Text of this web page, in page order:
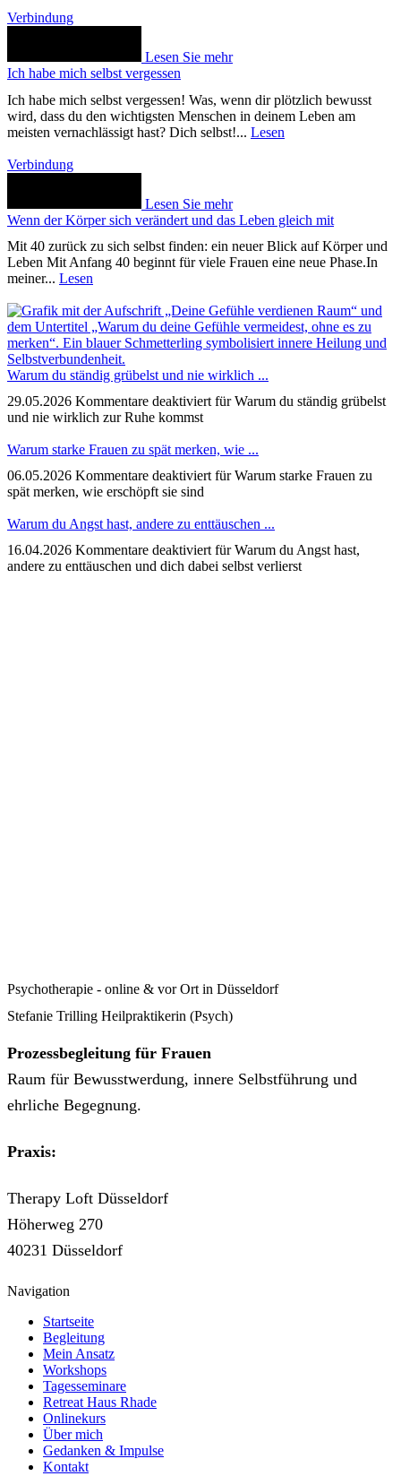
Verbindung
Lesen Sie mehr
Ich habe mich selbst vergessen
Ich habe mich selbst vergessen! Was, wenn dir plötzlich bewusst
wird, dass du den wichtigsten Menschen in deinem Leben am
meisten vernachlässigt hast? Dich selbst!... Lesen
Verbindung
Lesen Sie mehr
Wenn der Körper sich verändert und das Leben gleich mit
Mit 40 zurück zu sich selbst finden: ein neuer Blick auf Körper und
Leben Mit Anfang 40 beginnt für viele Frauen eine neue Phase.In
meiner... Lesen
Warum du ständig grübelst und nie wirklich ...
29.05.2026 Kommentare deaktiviert für Warum du ständig grübelst
und nie wirklich zur Ruhe kommst
Warum starke Frauen zu spät merken, wie ...
06.05.2026 Kommentare deaktiviert für Warum starke Frauen zu
spät merken, wie erschöpft sie sind
Warum du Angst hast, andere zu enttäuschen ...
16.04.2026 Kommentare deaktiviertfür Warum du Angst hast,
andere zu enttäuschen und dich dabei selbst verlierst
Psychotherapie - online & vor Ort in Düsseldorf
Stefanie Trilling Heilpraktikerin (Psych)
Prozessbegleitung für Frauen
Raum für Bewusstwerdung, innere Selbstführung und
ehrliche Begegnung.
Praxis:
Therapy Loft Düsseldorf
Höherweg 270
40231 Düsseldorf
Navigation
Startseite
Begleitung
Mein Ansatz
Workshops
Tagesseminare
Retreat Haus Rhade
Onlinekurs
Über mich
Gedanken & Impulse
Kontakt